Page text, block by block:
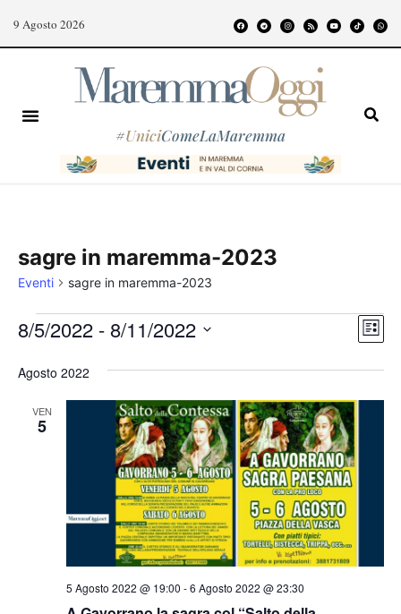
9 Agosto 2026
#UniciComeLaMaremma
sagre in maremma-2023
Eventi sagre in maremma-2023
Lista
8/5/2022 - 8/11/2022
la
Agosto 2022
VEN
5
5 Agosto 2022 @ 19:00 -6 Agosto 2022 @ 23:30